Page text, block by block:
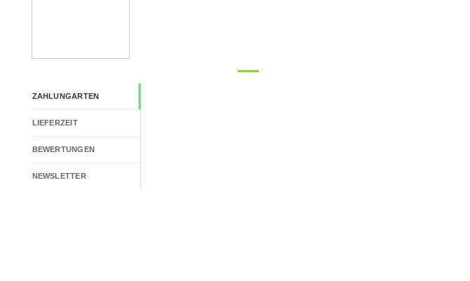
ZAHLUNGARTEN
LIEFERZEIT
BEWERTUNGEN
NEWSLETTER